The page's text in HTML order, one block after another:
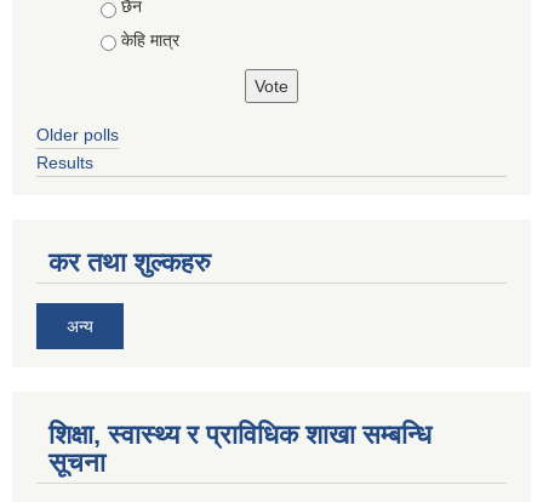
छैन
केहि मात्र
Older polls
Results
कर तथा शुल्कहरु
अन्य
शिक्षा, स्वास्थ्य र प्राविधिक शाखा सम्बन्धि
सूचना